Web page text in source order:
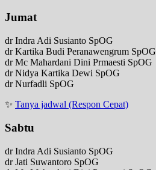
Jumat
dr Indra Adi Susianto SpOG
dr Kartika Budi Peranawengrum SpOG
dr Mc Mahardani Dini Prmaesti SpOG
dr Nidya Kartika Dewi SpOG
dr Nurfadli SpOG
✨ Tanya jadwal (Respon Cepat)
Sabtu
dr Indra Adi Susianto SpOG
dr Jati Suwantoro SpOG